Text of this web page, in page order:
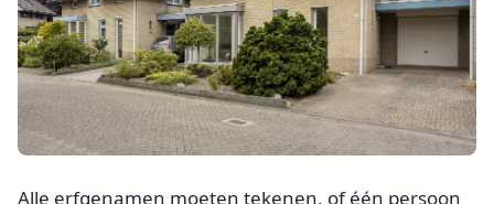
Alle erfgenamen moeten tekenen, of één persoon